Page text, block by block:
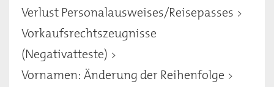
Verlust Personalausweises/Reisepasses
Vorkaufsrechtszeugnisse
(Negativatteste)
Vornamen: Änderung der Reihenfolge